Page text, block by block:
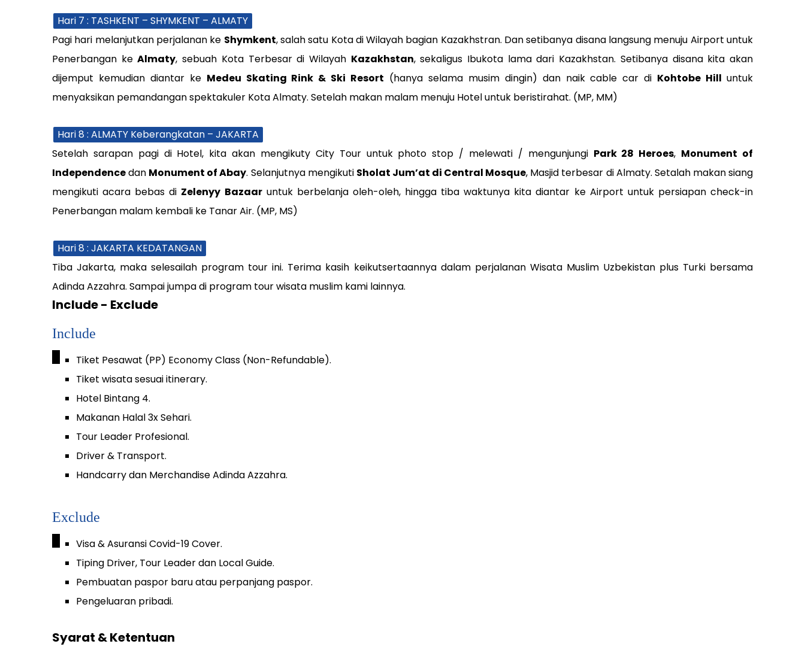
Hari 7 : TASHKENT – SHYMKENT – ALMATY
Pagi hari melanjutkan perjalanan ke Shymkent, salah satu Kota di Wilayah bagian Kazakhstran. Dan setibanya disana langsung menuju Airport untuk
Penerbangan keAlmaty, sebuah Kota Terbesar di Wilayah Kazakhstan, sekaligus Ibukota lama dari Kazakhstan. Setibanya disana kita akan
dijemput kemudian diantar ke Medeu Skating Rink & Ski Resort (hanya selama musim dingin) dan naik cable car di Kohtobe Hilluntuk
menyaksikan pemandangan spektakuler Kota Almaty. Setelah makan malam menuju Hotel untuk beristirahat. (MP, MM)
Hari 8 : ALMATY Keberangkatan – JAKARTA
Setelah sarapan pagi di Hotel, kita akan mengikuty City Tour untuk photo stop / melewati / mengunjungi Park 28 Heroes, Monument of
Independencedan Monument of Abay. Selanjutnya mengikuti Sholat Jum’at di Central Mosque, Masjid terbesar di Almaty. Setalah makan siang
mengikuti acara bebas di Zelenyy Bazaaruntuk berbelanja oleh-oleh, hingga tiba waktunya kita diantar ke Airport untuk persiapan check-in
Penerbangan malam kembali ke Tanar Air. (MP, MS)
Hari 8 : JAKARTA KEDATANGAN
Tiba Jakarta, maka selesailah program tour ini. Terima kasih keikutsertaannya dalam perjalanan Wisata Muslim Uzbekistan plus Turkibersama
Adinda Azzahra. Sampai jumpa di program tour wisata muslim kami lainnya.
Include - Exclude
Include
Tiket Pesawat (PP) Economy Class (Non-Refundable).
Tiket wisata sesuai itinerary.
Hotel Bintang 4.
Makanan Halal 3x Sehari.
Tour Leader Profesional.
Driver & Transport.
Handcarry dan Merchandise Adinda Azzahra.
Exclude
Visa & Asuransi Covid-19 Cover.
Tiping Driver, Tour Leader dan Local Guide.
Pembuatan paspor baru atau perpanjang paspor.
Pengeluaran pribadi.
Syarat & Ketentuan